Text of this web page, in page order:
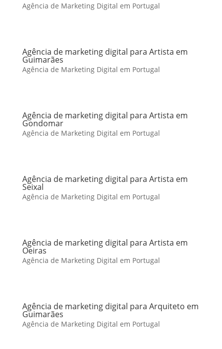
Agência de Marketing Digital em Portugal
Agência de marketing digital para Artista em
Guimarães
Agência de Marketing Digital em Portugal
Agência de marketing digital para Artista em
Gondomar
Agência de Marketing Digital em Portugal
Agência de marketing digital para Artista em
Seixal
Agência de Marketing Digital em Portugal
Agência de marketing digital para Artista em
Oeiras
Agência de Marketing Digital em Portugal
Agência de marketing digital para Arquiteto em
Guimarães
Agência de Marketing Digital em Portugal